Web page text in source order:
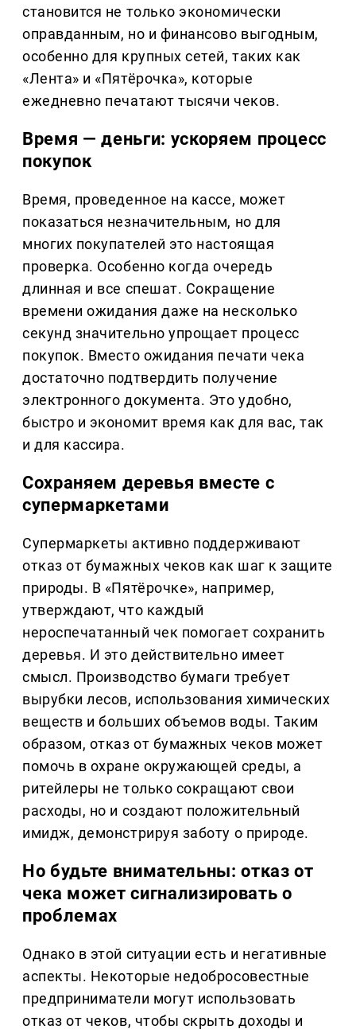
становится не только экономически
оправданным, но и финансово выгодным,
особенно для крупных сетей, таких как
«Лента» и «Пятёрочка», которые
ежедневно печатают тысячи чеков.
Время — деньги: ускоряем процесс
покупок
Время, проведенное на кассе, может
показаться незначительным, но для
многих покупателей это настоящая
проверка. Особенно когда очередь
длинная и все спешат. Сокращение
времени ожидания даже на несколько
секунд значительно упрощает процесс
покупок. Вместо ожидания печати чека
достаточно подтвердить получение
электронного документа. Это удобно,
быстро и экономит время как для вас, так
и для кассира.
Сохраняем деревья вместе с
супермаркетами
Супермаркеты активно поддерживают
отказ от бумажных чеков как шаг к защите
природы. В «Пятёрочке», например,
утверждают, что каждый
нероспечатанный чек помогает сохранить
деревья. И это действительно имеет
смысл. Производство бумаги требует
вырубки лесов, использования химических
веществ и больших объемов воды. Таким
образом, отказ от бумажных чеков может
помочь в охране окружающей среды, а
ритейлеры не только сокращают свои
расходы, но и создают положительный
имидж, демонстрируя заботу о природе.
Но будьте внимательны: отказ от
чека может сигнализировать о
проблемах
Однако в этой ситуации есть и негативные
аспекты. Некоторые недобросовестные
предприниматели могут использовать
отказ от чеков, чтобы скрыть доходы и